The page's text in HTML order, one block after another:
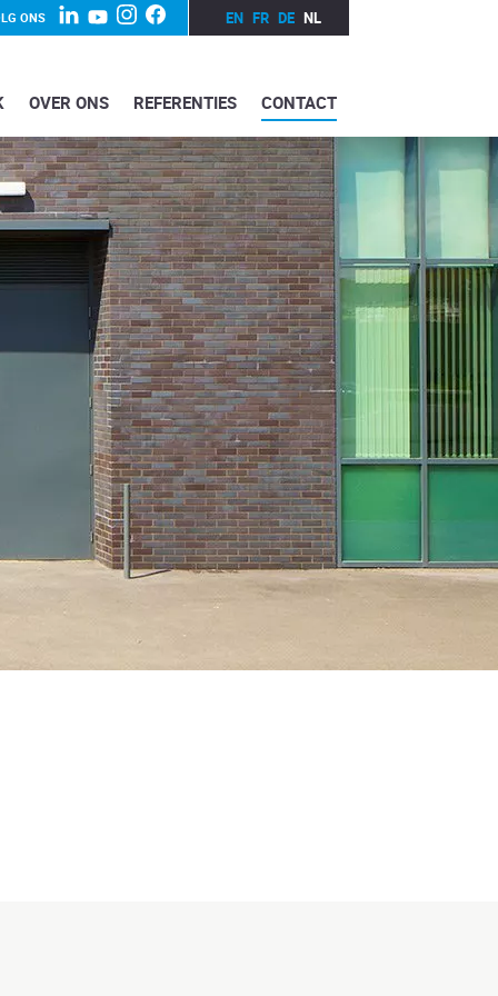
ONS EN FR DE NL
OVER ONS REFERENTIES CONTACT